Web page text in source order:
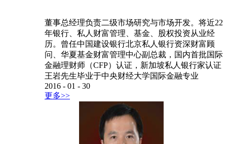
董事总经理负责二级市场研究与市场开发。将近22
年银行、私人财富管理、基金、股权投资从业经
历。曾任中国建设银行北京私人银行资深财富顾
问、华夏基金财富管理中心副总裁，国内首批国际
金融理财师（CFP）认证，新加坡私人银行家认证
王岩先生毕业于中央财经大学国际金融专业
2016 - 01 - 30
更多>>